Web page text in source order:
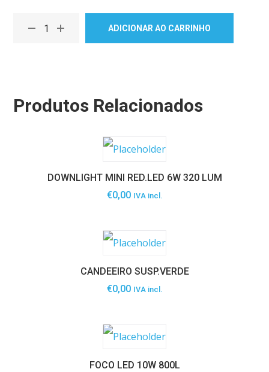
ADICIONAR AO CARRINHO
Produtos Relacionados
DOWNLIGHT MINI RED.LED 6W 320 LUM
€0,00 IVA incl.
CANDEEIRO SUSP.VERDE
€0,00 IVA incl.
FOCO LED 10W 800L